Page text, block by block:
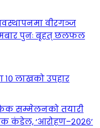
वीरगञ्ज
पुनः बृहत् छलफल
१० लाखको उपहार
सम्मेलनको तयारी
कंडेल, ‘आरोहण–२०२६’